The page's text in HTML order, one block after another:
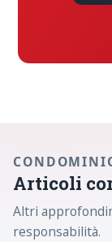
Articoli
Altri
responsabilità.